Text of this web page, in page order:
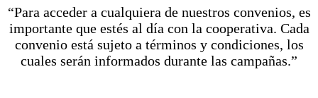
“Para acceder a cualquiera de nuestros convenios, es
importante que estés al día con la cooperativa. Cada
convenio está sujeto a términos y condiciones, los
cuales serán informados durante las campañas.”